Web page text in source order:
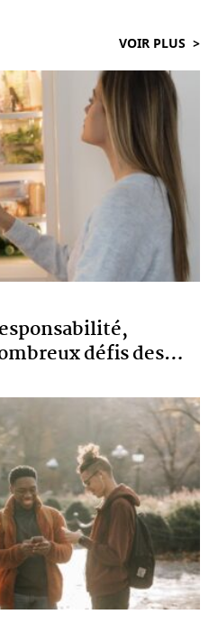
VOIR PLUS
défis des…